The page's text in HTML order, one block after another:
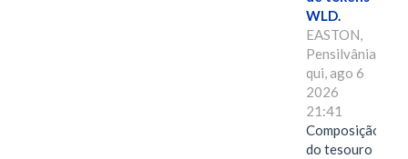
WLD.
EASTON,
Pensilvânia,
qui, ago 6
2026
21:41
Composição
do tesouro